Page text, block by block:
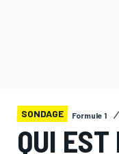
SONDAGE Formule 1
QUI